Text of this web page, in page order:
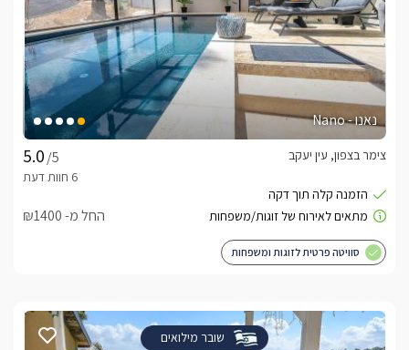
נאנו - Nano
/5
צימר בצפון, עין יעקב
החל מ- ₪1400
סוויטה פרטית לזוגות ומשפחות
שובר מילואים